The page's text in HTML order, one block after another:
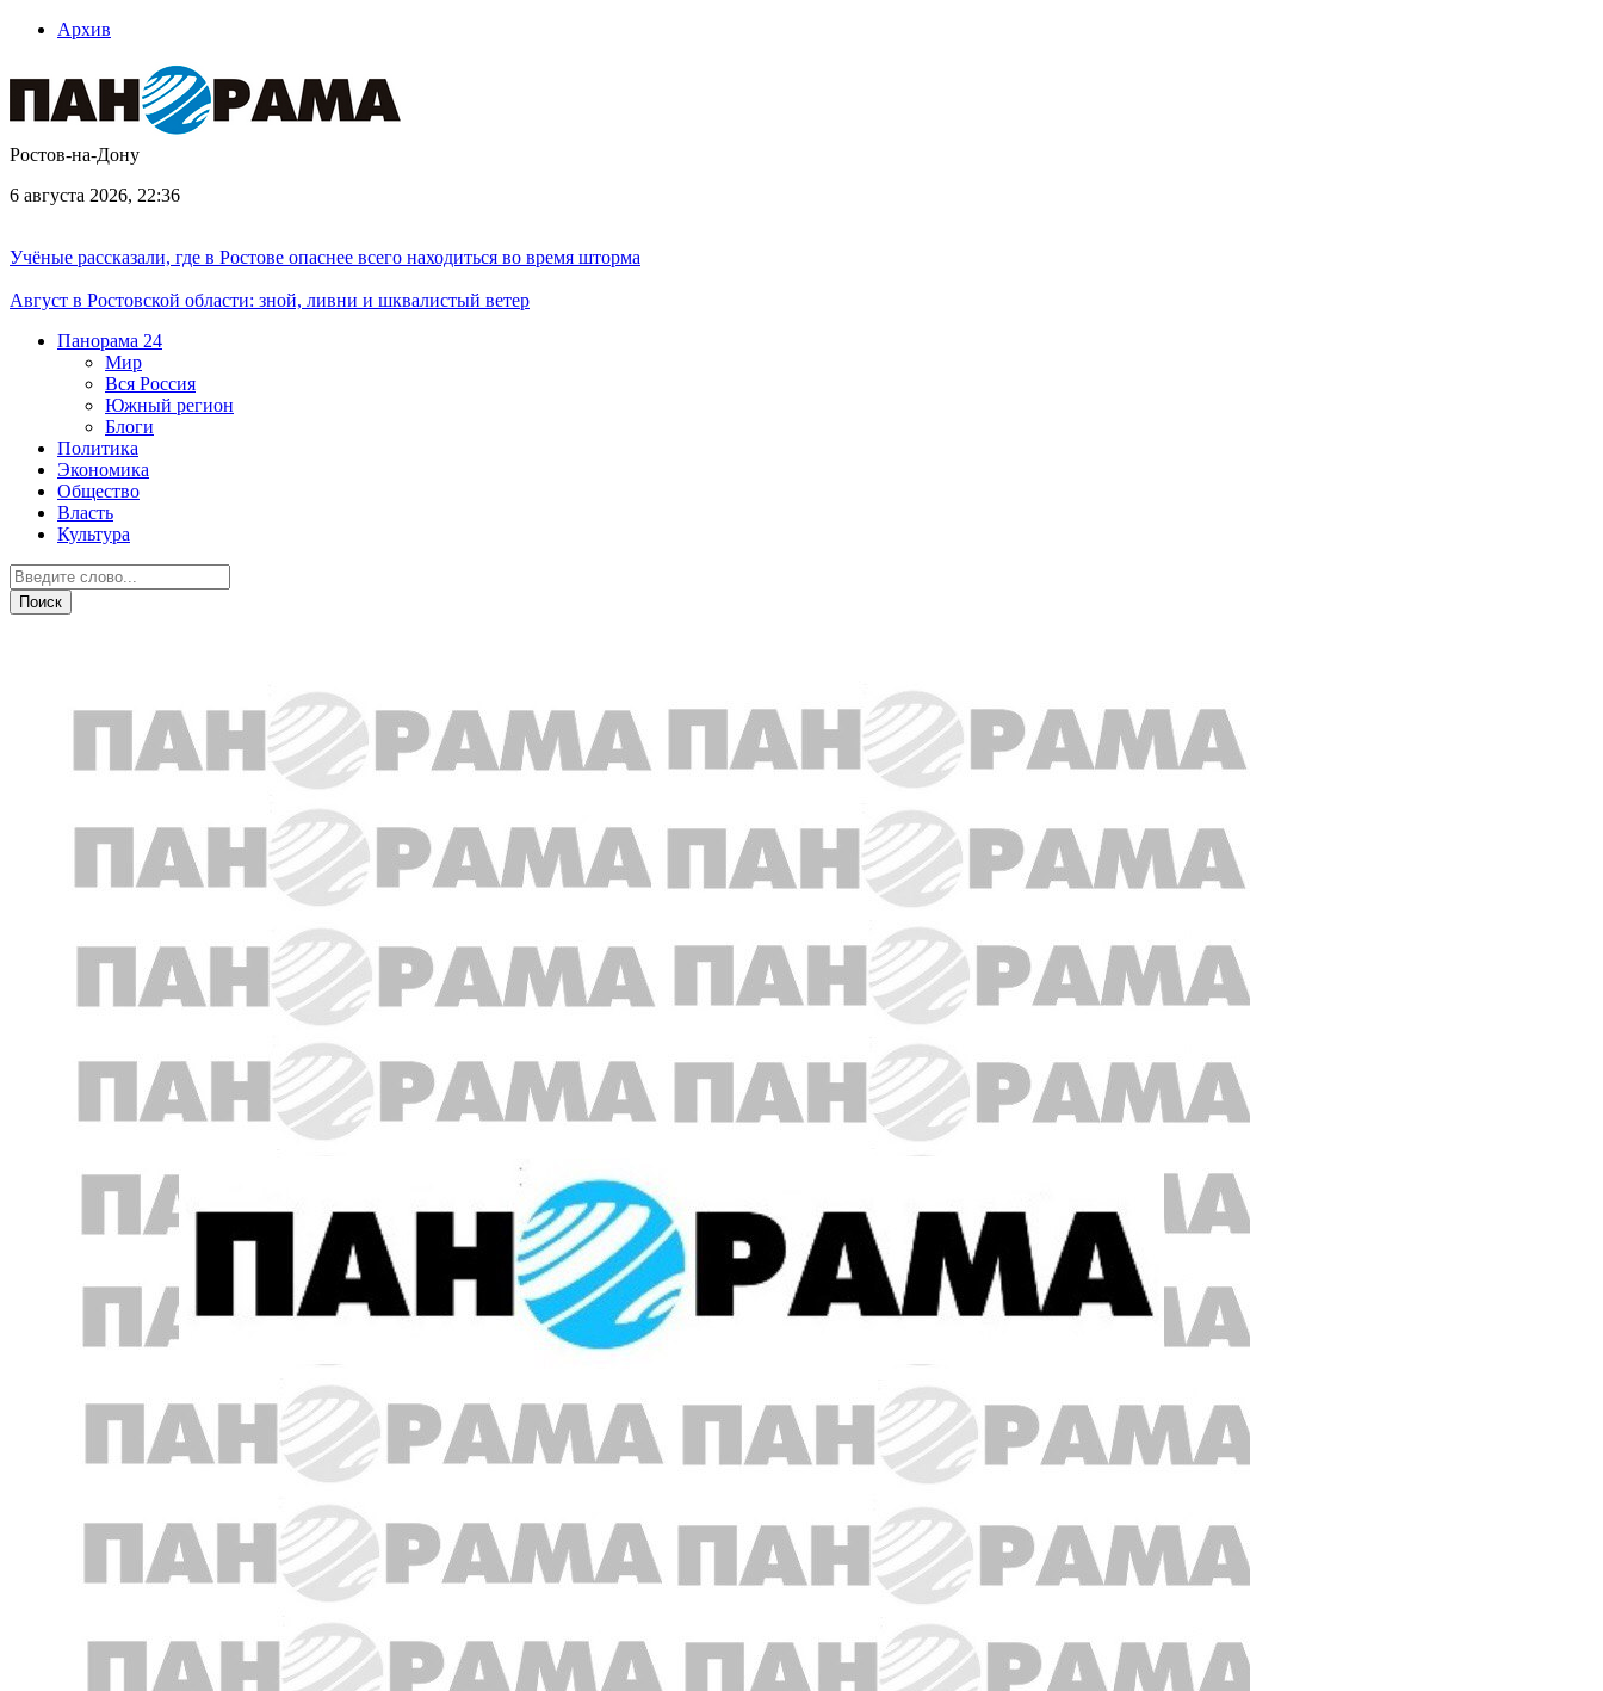
Архив
Ростов-на-Дону
6 августа 2026, 22:36
Учёные рассказали, где в Ростове опаснее всего находиться во время шторма
Август в Ростовской области: зной, ливни и шквалистый ветер
Панорама 24
Мир
Вся Россия
Южный регион
Блоги
Политика
Экономика
Общество
Власть
Культура